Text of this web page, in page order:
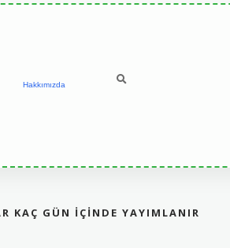
Hakkımızda
KAÇ GÜN IÇINDE YAYIMLANIR